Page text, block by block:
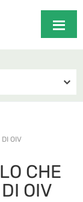
DI OIV
CHE
OIV